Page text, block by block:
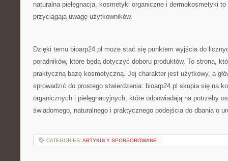
naturalna pielęgnacja, kosmetyki organiczne i dermokosmetyki
przyciągają uwagę użytkowników.
Dzięki temu bioarp24.pl może stać się punktem wyjścia do
poradników, które będą dotyczyć doboru produktów. To strona,
praktyczną bazę kosmetyczną. Jej charakter jest użytkowy, a
sprowadzić do prostego stwierdzenia: bioarp24.pl skupia się na
organicznych i pielęgnacyjnych, które odpowiadają na potrzeby
świadomego, naturalnego i praktycznego podejścia do dbania o
CATEGORIES: ARTYKUŁY SPONSOROWANE